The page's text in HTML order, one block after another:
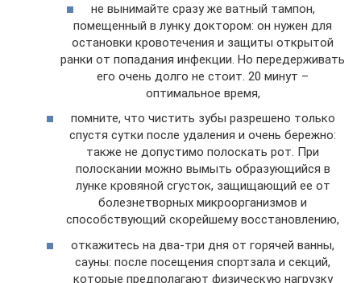
не вынимайте сразу же ватный тампон,
помещенный в лунку доктором: он нужен для
остановки кровотечения и защиты открытой
ранки от попадания инфекции. Но передерживать
его очень долго не стоит. 20 минут –
оптимальное время,
помните, что чистить зубы разрешено только
спустя сутки после удаления и очень бережно:
также не допустимо полоскать рот. При
полоскании можно вымыть образующийся в
лунке кровяной сгусток, защищающий ее от
болезнетворных микроорганизмов и
способствующий скорейшему восстановлению,
откажитесь на два-три дня от горячей ванны,
сауны: после посещения спортзала и секций,
которые предполагают физическую нагрузку